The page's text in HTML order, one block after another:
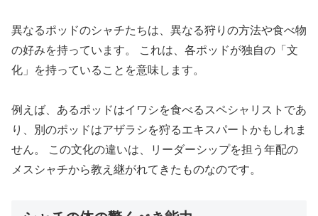
異なるポッドのシャチたちは、異なる狩りの方法や食べ物
の好みを持っています。 これは、各ポッドが独自の「文
化」を持っていることを意味します。
例えば、あるポッドはイワシを食べるスペシャリストであ
り、別のポッドはアザラシを狩るエキスパートかもしれま
せん。 この文化の違いは、リーダーシップを担う年配の
メスシャチから教え継がれてきたものなのです。